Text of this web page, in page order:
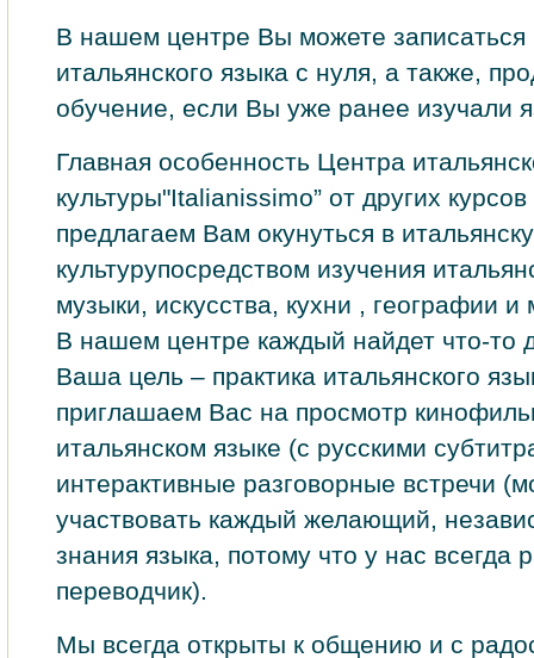
В нашем центре Вы можете записаться
итальянского языка с нуля, а также,
обучение, если Вы уже ранее изучали
Главная особенность Центра
культуры"Italianissimo” от других
предлагаем Вам окунуться в
культурупосредством изучения
музыки, искусства, кухни , географии и
В нашем центре каждый найдет что-то
Ваша цель – практика итальянского
приглашаем Вас на просмотр
итальянском языке (с русскими
интерактивные разговорные встречи
участвовать каждый желающий,
знания языка, потому что у нас всегда
переводчик).
Мы всегда открыты к общению и с